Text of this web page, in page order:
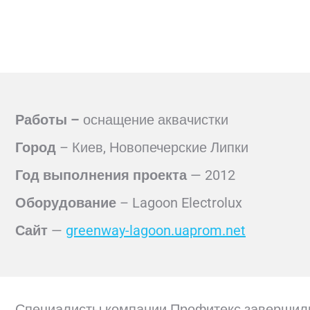
Работы – оснащение аквачистки
Город – Киев, Новопечерские Липки
Год выполнения проекта — 2012
Оборудование – Lagoon Electrolux
Сайт — greenway-lagoon.uaprom.net